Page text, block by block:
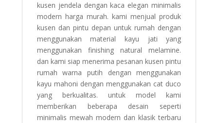
kusen jendela dengan kaca elegan minimalis
modern harga murah. kami menjual produk
kusen dan pintu depan untuk rumah dengan
menggunakan material kayu jati yang
menggunakan finishing natural melamine.
dan kami siap menerima pesanan kusen pintu
rumah warna putih dengan menggunakan
kayu mahoni dengan menggunakan cat duco
yang berkualitas. untuk model kami
memberikan beberapa desain seperti
minimalis mewah modern dan klasik terbaru